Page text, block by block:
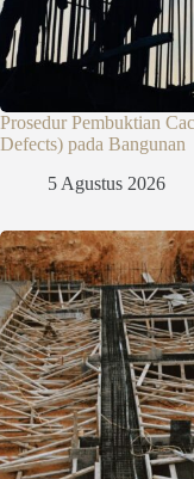
Prosedur Pembuktian
Defects) pada Bangunan
5 Agustus 2026